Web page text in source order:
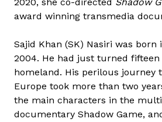
2020, she co-directed Shadow
award winning transmedia
Sajid Khan (SK) Nasiri was born
2004. He had just turned
homeland. His perilous journey
Europe took more than two
the main characters in the
documentary Shadow Game,